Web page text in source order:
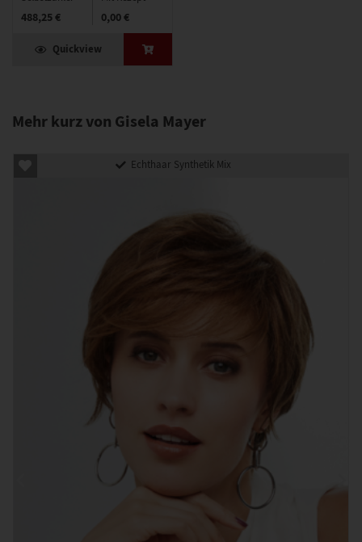
488,25 € 0,00 €
Quickview
Mehr kurz von Gisela Mayer
Echthaar Synthetik Mix